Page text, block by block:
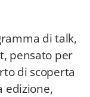
di talk,
pensato per
di scoperta
edizione,